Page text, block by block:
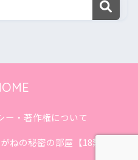
ー・著作権について
ねの秘密の部屋【18禁】